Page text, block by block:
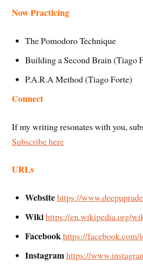
Now Practicing
The Pomodoro Technique
Building a Second Brain (Tiago
P.A.R.A Method (Tiago Forte)
Connect
If my writing resonates with you,
Subscribe here
URLs
Websitehttps://
Wikihttps://en.wikipedia.org/
Facebookhttps://facebook.com/
Instagramhttps://